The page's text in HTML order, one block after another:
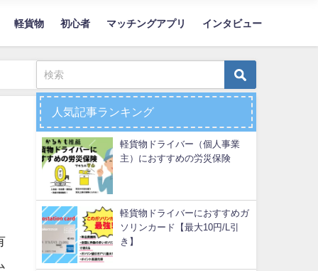
軽貨物 初心者 マッチングアプリ インタビュー
人気記事ランキング
軽貨物ドライバー（個人事業
主）におすすめの労災保険
軽貨物ドライバーにおすすめガ
ソリンカード【最大10円/L引
き】